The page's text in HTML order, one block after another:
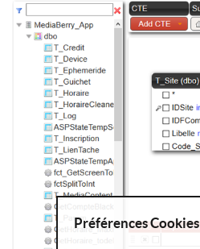
Préférences Cookies